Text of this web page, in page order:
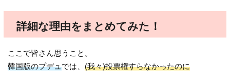
詳細な理由をまとめてみた！
ここで皆さん思うこと。
韓国版のプデュでは、(我々)投票権すらなかったのに